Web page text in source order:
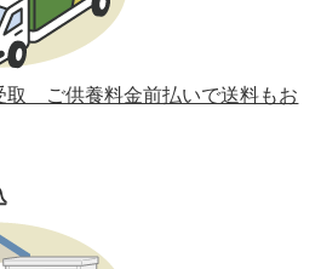
平成30年11月28日(水)
平成30年5月23日(水)
平成29年6月14日(水)
平成28年12月15日(木)
ご供養料金前払いで送料もお